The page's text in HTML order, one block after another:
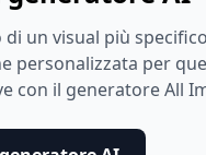
un visual più
personalizzata per
con il generatore All